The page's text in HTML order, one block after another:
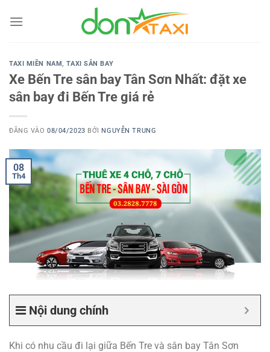
qua
TAXI MIỀN NAM,TAXI SÂN BAY
Xe Bến Tre sân bay Tân Sơn Nhất: đặt xe
sân bay đi Bến Tre giá rẻ
ĐĂNG VÀO08/04/2023 BỞI NGUYỄN TRUNG
08
Th4
Nội dung chính
Khi có nhu cầu đi lại giữa Bến Tre và sân bay Tân Sơn